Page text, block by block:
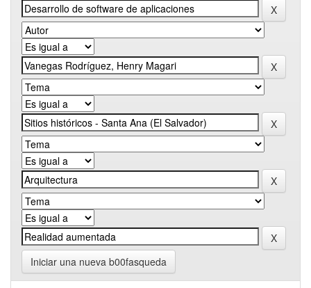
Iniciar una nueva b00fasqueda